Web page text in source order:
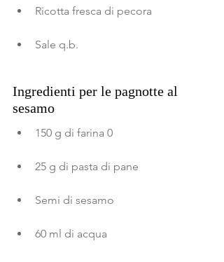
Ricotta fresca di pecora
Sale q.b.
Ingredienti per le pagnotte al
sesamo
150 g di farina 0
25 g di pasta di pane
Semi di sesamo
60 ml di acqua